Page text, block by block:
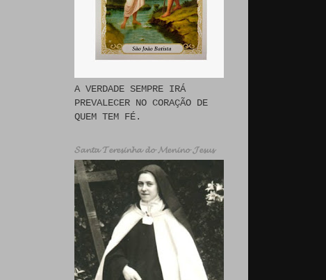
A VERDADE SEMPRE IRÁ
PREVALECER NO CORAÇÃO DE
QUEM TEM FÉ.
𝓢𝓪𝓷𝓽𝓪 𝓣𝓮𝓻𝓮𝓼𝓲𝓷𝓱𝓪 𝓭𝓸 𝓜𝓮𝓷𝓲𝓷𝓸 𝓙𝓮𝓼𝓾𝓼